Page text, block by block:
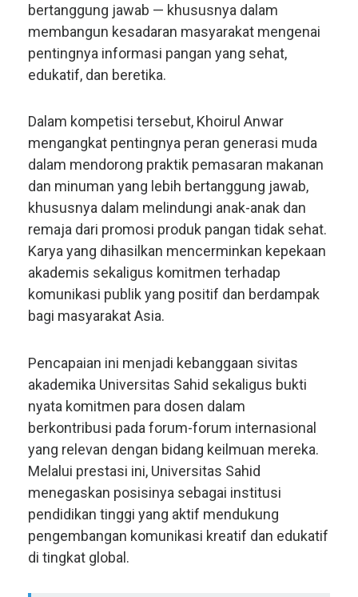
bertanggung jawab — khususnya dalam
membangun kesadaran masyarakat mengenai
pentingnya informasi pangan yang sehat,
edukatif, dan beretika.
Dalam kompetisi tersebut, Khoirul Anwar
mengangkat pentingnya peran generasi muda
dalam mendorong praktik pemasaran makanan
dan minuman yang lebih bertanggung jawab,
khususnya dalam melindungi anak-anak dan
remaja dari promosi produk pangan tidak sehat.
Karya yang dihasilkan mencerminkan kepekaan
akademis sekaligus komitmen terhadap
komunikasi publik yang positif dan berdampak
bagi masyarakat Asia.
Pencapaian ini menjadi kebanggaan sivitas
akademika Universitas Sahid sekaligus bukti
nyata komitmen para dosen dalam
berkontribusi pada forum-forum internasional
yang relevan dengan bidang keilmuan mereka.
Melalui prestasi ini, Universitas Sahid
menegaskan posisinya sebagai institusi
pendidikan tinggi yang aktif mendukung
pengembangan komunikasi kreatif dan edukatif
di tingkat global.